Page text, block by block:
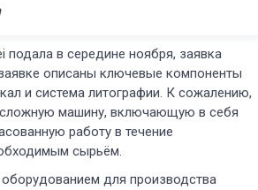
подала в середине ноября, заявка
описаны ключевые компоненты
и система литографии. К сожалению,
сложную машину, включающую в себя
работу в течение
сырьём.
для производства